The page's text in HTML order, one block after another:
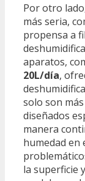
Por otro
más seria,
propensa a
aparatos,
20L/día,
solo son
diseñados
manera
humedad en
la superficie